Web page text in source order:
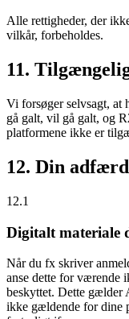
Alle rettigheder, der
vilkår, forbeholdes.
11.
Vi forsøger selvsagt, at
gå galt, vil gå galt, og
platformene ikke er
12. Din
12.1
Digitalt materiale
Når du fx skriver
anse dette for værende
beskyttet. Dette gælder
ikke gældende for dine